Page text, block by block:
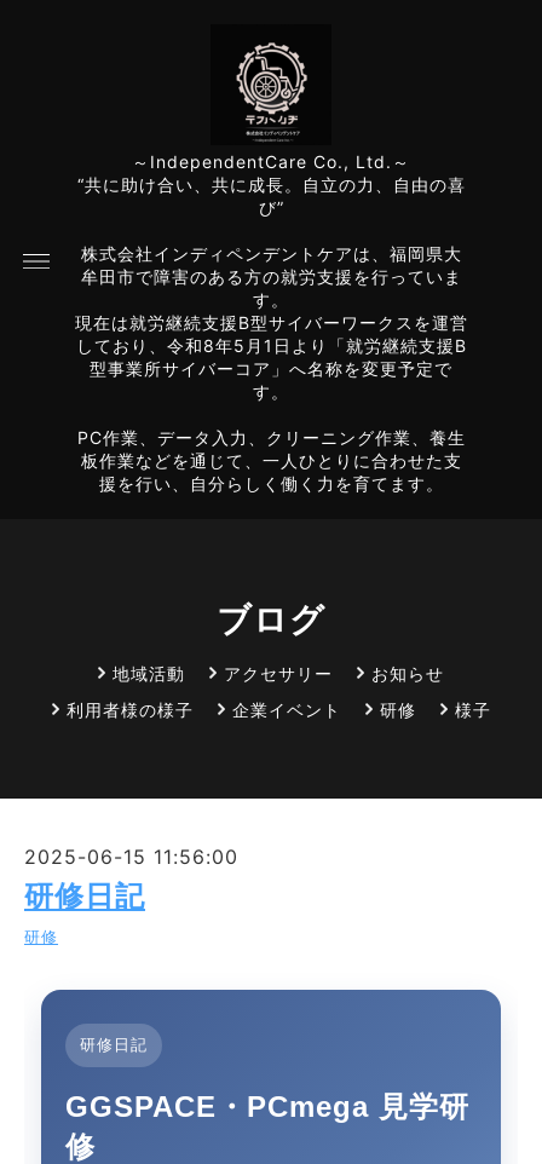
～IndependentCare Co., Ltd.～
“共に助け合い、共に成長。自立の力、自由の喜
び”
株式会社インディペンデントケアは、福岡県大
牟田市で障害のある方の就労支援を行っていま
す。
現在は就労継続支援B型サイバーワークスを運営
しており、令和8年5月1日より「就労継続支援B
型事業所サイバーコア」へ名称を変更予定で
す。
PC作業、データ入力、クリーニング作業、養生
板作業などを通じて、一人ひとりに合わせた支
援を行い、自分らしく働く力を育てます。
ブログ
地域活動 アクセサリー
お知らせ
利用者様の様子
企業イベント 研修 様子
2025-06-15 11:56:00
研修日記
研修
研修日記
GGSPACE・PCmega 見学研
修